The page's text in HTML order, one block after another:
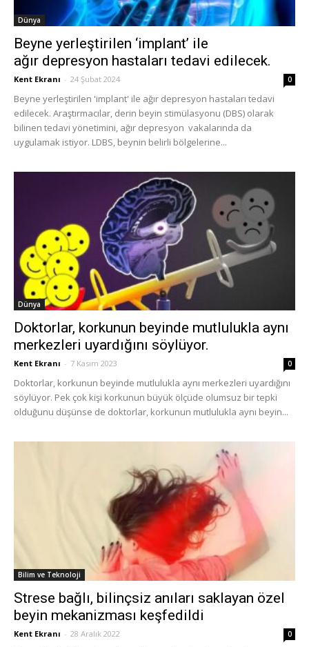
Dünya
Beyne yerleştirilen ‘implant’ ile
ağır depresyon hastaları tedavi edilecek.
Kent Ekranı - 24 Şubat 2024 0
Beyne yerleştirilen 'implant' ile ağır depresyon hastaları tedavi
edilecek. Araştırmacılar, derin beyin stimülasyonu (DBS) olarak
bilinen tedavi yönetimini, ağır depresyon vakalarında da
uygulamak istiyor. LDBS, beynin belirli bölgelerine...
Dünya
Doktorlar, korkunun beyinde mutlulukla aynı
merkezleri uyardığını söylüyor.
Kent Ekranı - 7 Kasım 2023 0
Doktorlar, korkunun beyinde mutlulukla aynı merkezleri uyardığını
söylüyor. Pek çok kişi korkunun büyük ölçüde olumsuz bir tepki
olduğunu düşünse de doktorlar, korkunun mutlulukla aynı beyin...
Bilim ve Teknoloji
Strese bağlı, bilinçsiz anıları saklayan özel
beyin mekanizması keşfedildi
Kent Ekranı - 28 Aralık 2022 0